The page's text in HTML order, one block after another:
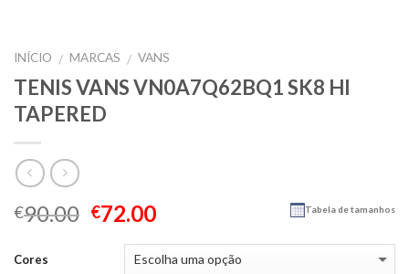
INÍCIO / MARCAS / VANS
TENIS VANS VN0A7Q62BQ1 SK8 HI
TAPERED
€90.00 €72.00 Tabela de tamanhos
Cores